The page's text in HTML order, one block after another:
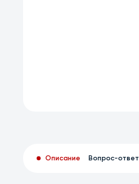
Описание Вопрос-ответ